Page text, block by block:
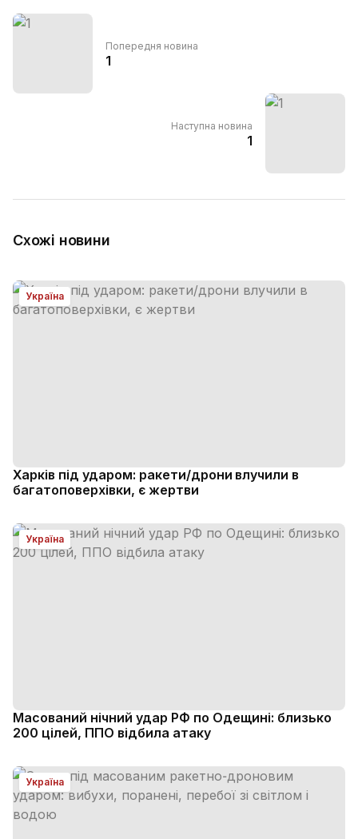
Попередня новина
1
Наступна новина
1
Схожі новини
Україна
Харків під ударом: ракети/дрони влучили в
багатоповерхівки, є жертви
Україна
Масований нічний удар РФ по Одещині: близько
200 цілей, ППО відбила атаку
Україна